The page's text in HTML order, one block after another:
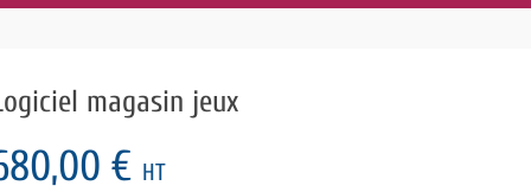
magasin jeux
€ HT